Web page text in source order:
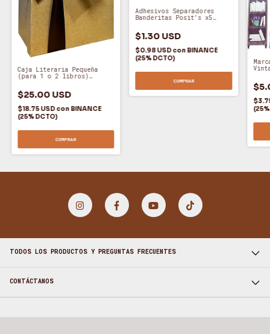
Caja Literaria Pequeña
(para 1 o 2 libros)
$25.00 USD
$18.75 USDcon BINANCE
(25% DCTO)
Adhesivos Separadores
Banderitas Posit's x5
$1.30 USD
$0.98 USDcon BINANCE
(25% DCTO)
COMPRAR
TODOS LOS PRODUCTOS Y PREGUNTAS FRECUENTES
CONTÁCTANOS